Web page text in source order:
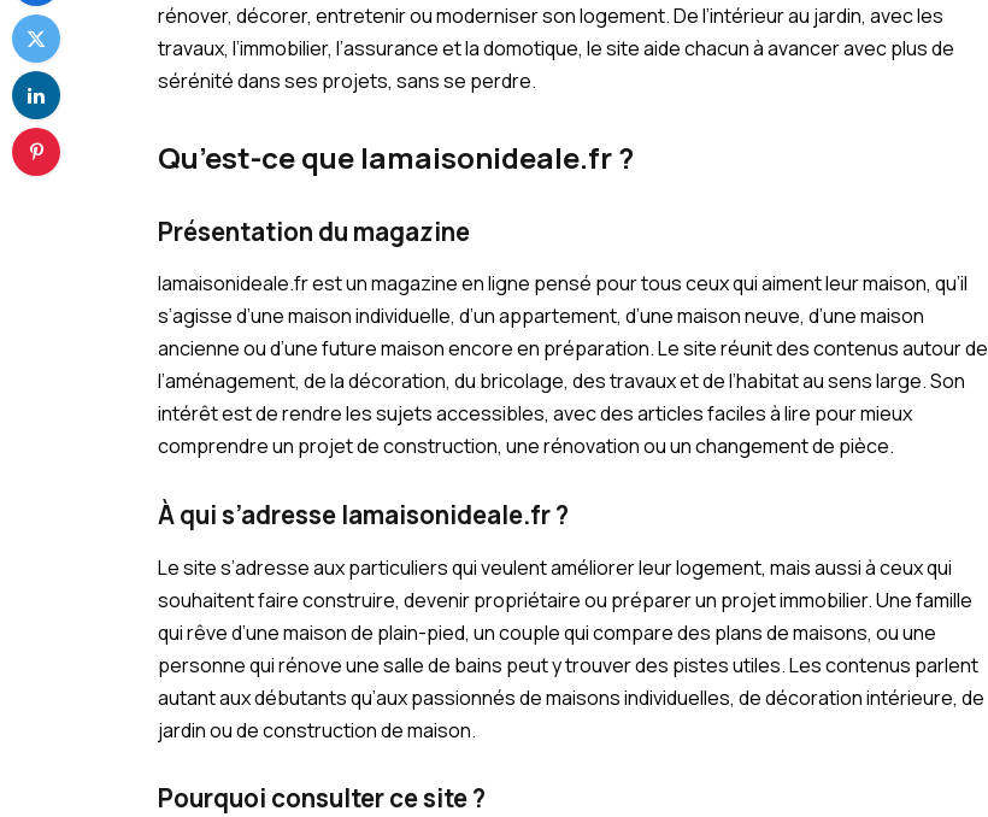
rénover, décorer, entretenir ou moderniser son logement. De l’intérieur au jardin, avec les
travaux, l’immobilier, l’assurance et la domotique, le site aide chacun à avancer avec plus de
sérénité dans ses projets, sans se perdre.
Qu’est-ce que lamaisonideale.fr ?
Présentation du magazine
lamaisonideale.fr est un magazine en ligne pensé pour tous ceux qui aiment leur maison, qu’il
s’agisse d’une maison individuelle, d’un appartement, d’une maison neuve, d’une maison
ancienne ou d’une future maison encore en préparation. Le site réunit des contenus autour de
l’aménagement, de la décoration, du bricolage, des travaux et de l’habitat au sens large. Son
intérêt est de rendre les sujets accessibles, avec des articles faciles à lire pour mieux
comprendre un projet de construction, une rénovation ou un changement de pièce.
À qui s’adresse lamaisonideale.fr ?
Le site s’adresse aux particuliers qui veulent améliorer leur logement, mais aussi à ceux qui
souhaitent faire construire, devenir propriétaire ou préparer un projet immobilier. Une famille
qui rêve d’une maison de plain-pied, un couple qui compare des plans de maisons, ou une
personne qui rénove une salle de bains peut y trouver des pistes utiles. Les contenus parlent
autant aux débutants qu’aux passionnés de maisons individuelles, de décoration intérieure, de
jardin ou de construction de maison.
Pourquoi consulter ce site ?